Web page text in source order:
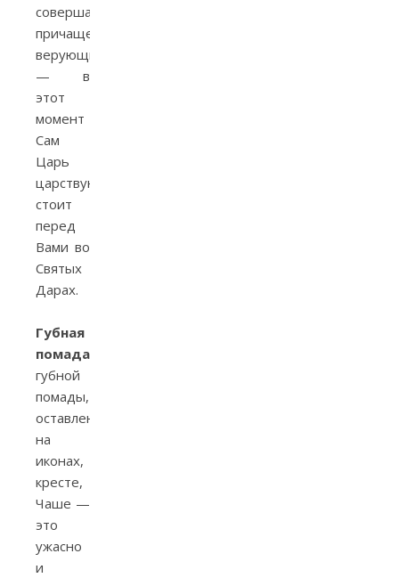
совершается
причащение
верующих
— в
этот
момент
Сам
Царь
царствующих
стоит
перед
Вами во
Святых
Дарах.
Губная
помада!
губной
помады,
оставленный
на
иконах,
кресте,
Чаше —
это
ужасно
и